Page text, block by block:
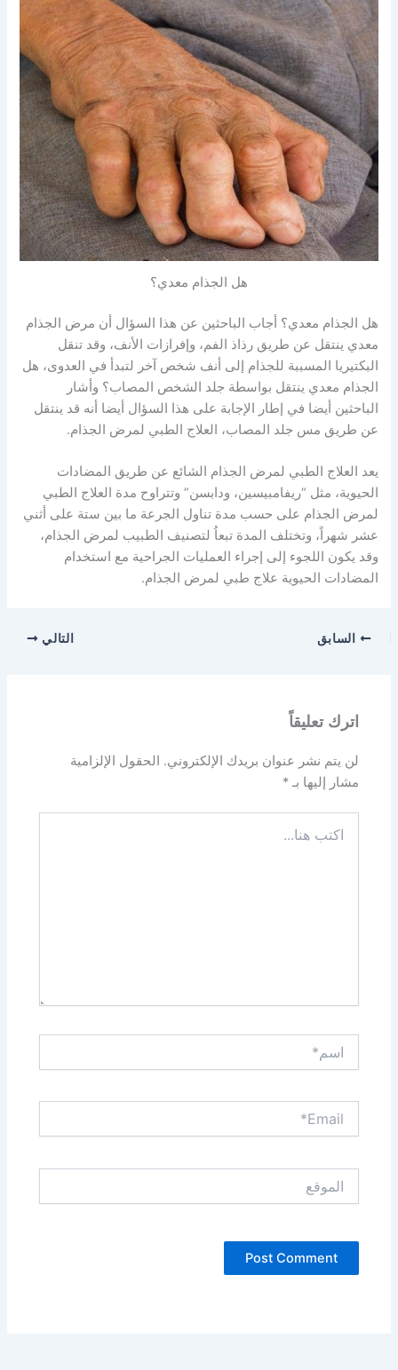
هل الجذام معدي؟
هل الجذام معدي؟ أجاب الباحثين عن هذا السؤال أن مرض الجذام
معدي ينتقل عن طريق رذاذ الفم، وإفرازات الأنف، وقد تنقل
البكتيريا المسببة للجذام إلى أنف شخص آخر لتبدأ في العدوى، هل
الجذام معدي ينتقل بواسطة جلد الشخص المصاب؟ وأشار
الباحثين أيضا في إطار الإجابة على هذا السؤال أيضا أنه قد ينتقل
عن طريق مس جلد المصاب، العلاج الطبي لمرض الجذام.
يعد العلاج الطبي لمرض الجذام الشائع عن طريق المضادات
الحيوية، مثل “ريفامبيسين، ودابسن” وتتراوح مدة العلاج الطبي
لمرض الجذام على حسب مدة تناول الجرعة ما بين ستة على أثني
عشر شهراً، وتختلف المدة تبعاُ لتصنيف الطبيب لمرض الجذام،
وقد يكون اللجوء إلى إجراء العمليات الجراحية مع استخدام
المضادات الحيوية علاج طبي لمرض الجذام.
السابق التالي
اترك تعليقاً
لن يتم نشر عنوان بريدك الإلكتروني. الحقول الإلزامية
مشار إليها بـ*
هنا...